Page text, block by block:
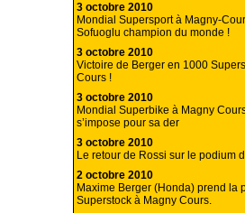
3 octobre 2010
Mondial Supersport à Magny-
Sofuoglu champion du monde !
3 octobre 2010
Victoire de Berger en 1000
Cours !
3 octobre 2010
Mondial Superbike à Magny
s’impose pour sa der
3 octobre 2010
Le retour de Rossi sur le podium
2 octobre 2010
Maxime Berger (Honda) prend la
Superstock à Magny Cours.